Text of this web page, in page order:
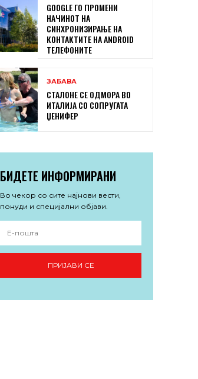
GOOGLE ГО ПРОМЕНИ
НАЧИНОТ НА
СИНХРОНИЗИРАЊЕ НА
КОНТАКТИТЕ НА ANDROID
ТЕЛЕФОНИТЕ
ЗАБАВА
СТАЛОНЕ СЕ ОДМОРА ВО
ИТАЛИЈА СО СОПРУГАТА
ЏЕНИФЕР
БИДЕТЕ ИНФОРМИРАНИ
Во чекор со сите најнови вести,
понуди и специјални објави.
ПРИЈАВИ СЕ